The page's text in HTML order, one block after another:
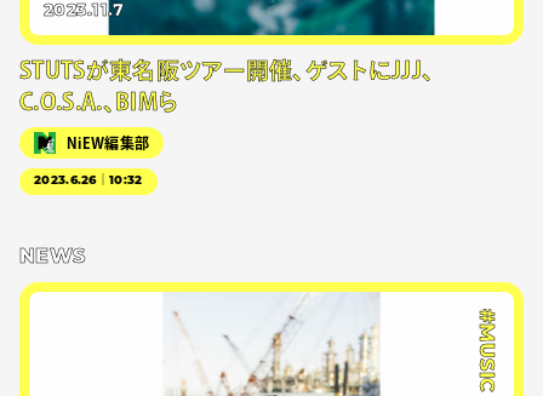
2023.11.7
STUTSが東名阪ツアー開催、ゲストにJJJ、
C.O.S.A.、BIMら
NiEW編集部
2023.6.26｜10:32
NEWS
#MUSIC